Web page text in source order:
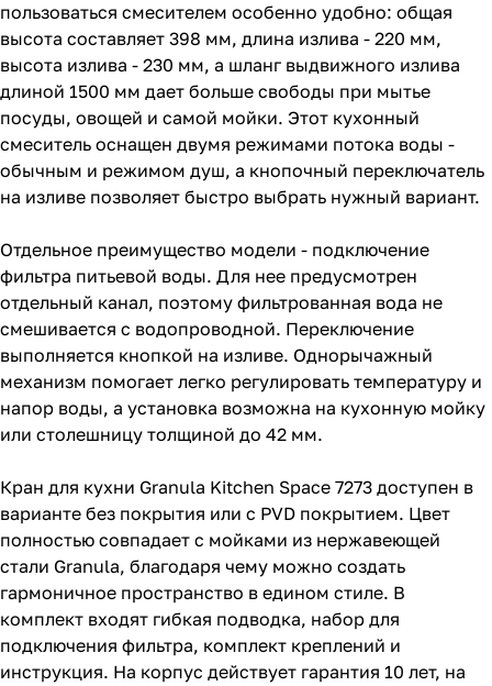
пользоваться смесителем особенно удобно: общая
высота составляет 398 мм, длина излива - 220 мм,
высота излива - 230 мм, а шланг выдвижного излива
длиной 1500 мм дает больше свободы при мытье
посуды, овощей и самой мойки. Этот кухонный
смеситель оснащен двумя режимами потока воды -
обычным и режимом душ, а кнопочный переключатель
на изливе позволяет быстро выбрать нужный вариант.
Отдельное преимущество модели - подключение
фильтра питьевой воды. Для нее предусмотрен
отдельный канал, поэтому фильтрованная вода не
смешивается с водопроводной. Переключение
выполняется кнопкой на изливе. Однорычажный
механизм помогает легко регулировать температуру и
напор воды, а установка возможна на кухонную мойку
или столешницу толщиной до 42 мм.
Кран для кухни Granula Kitchen Space 7273 доступен в
варианте без покрытия или с PVD покрытием. Цвет
полностью совпадает с мойками из нержавеющей
стали Granula, благодаря чему можно создать
гармоничное пространство в едином стиле. В
комплект входят гибкая подводка, набор для
подключения фильтра, комплект креплений и
инструкция. На корпус действует гарантия 10 лет, на